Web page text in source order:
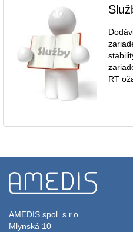
RT
AMEDIS spol. s r.o.
Mlynská 10